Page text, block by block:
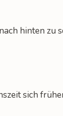
hinten zu
sich